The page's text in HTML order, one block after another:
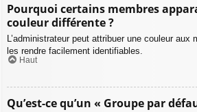
Pourquoi certains membres
couleur différente ?
L’administrateur peut attribuer une couleur aux
les rendre facilement identifiables.
Haut
Qu’est-ce qu’un « Groupe par